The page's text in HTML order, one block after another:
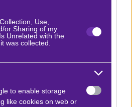
Use,
or Sharing of my
Unrelated with the
was collected.
to enable storage
like cookies on web or
σεζόν, με την
Ελλάς Σύρου να ενισχύει
τριάδα της βαθμολογίας
Η ομάδα του Σούλη
σταθερότητα και
κρίσιμα παιχνίδια
σημαντική διαφορά από τους